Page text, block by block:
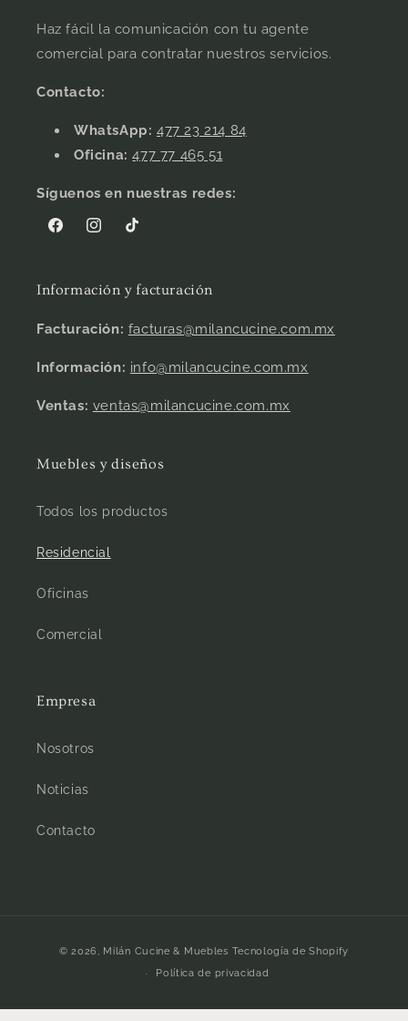
Haz fácil la comunicación con tu agente
comercial para contratar nuestros servicios.
Contacto:
WhatsApp: 477 23 214 84
Oficina:477 77 465 51
Síguenos en nuestras redes:
FacebookInstagramTikTok
Información y facturación
Facturación: facturas@milancucine.com.mx
Información: info@milancucine.com.mx
Ventas: ventas@milancucine.com.mx
Muebles y diseños
Todos los productos
Residencial
Oficinas
Comercial
Empresa
Nosotros
Noticias
Contacto
© 2026, Milán Cucine & Muebles Tecnología de Shopify
Política de privacidad